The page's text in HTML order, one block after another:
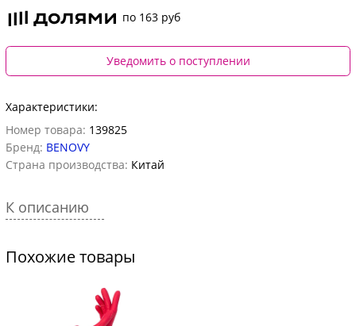
по 163 руб
Уведомить о поступлении
Характеристики:
Номер товара: 139825
Бренд: BENOVY
Страна производства: Китай
К описанию
Похожие товары